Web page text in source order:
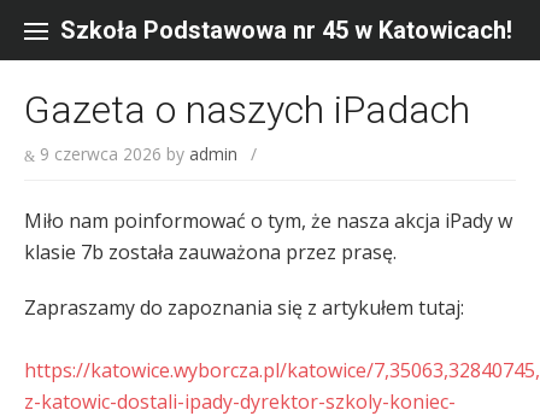
content
Szkoła Podstawowa nr 45 w Katowicach!
Gazeta o naszych iPadach
9 czerwca 2026 by admin /
Miło nam poinformować o tym, że nasza akcja iPady w
klasie 7b została zauważona przez prasę.
Zapraszamy do zapoznania się z artykułem tutaj:
https://katowice.wyborcza.pl/katowice/
z-katowic-dostali-ipady-dyrektor-szkoly-koniec-